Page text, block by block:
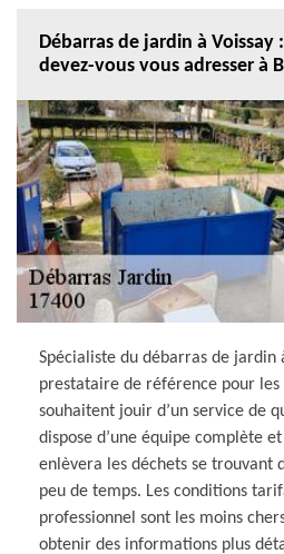
Débarras de jardin à
devez-vous vous adresser à
Spécialiste du débarras de jardin
prestataire de référence pour
souhaitent jouir d’un service de
dispose d’une équipe complète
enlèvera les déchets se trouvant
peu de temps. Les conditions
professionnel sont les moins
obtenir des informations plus